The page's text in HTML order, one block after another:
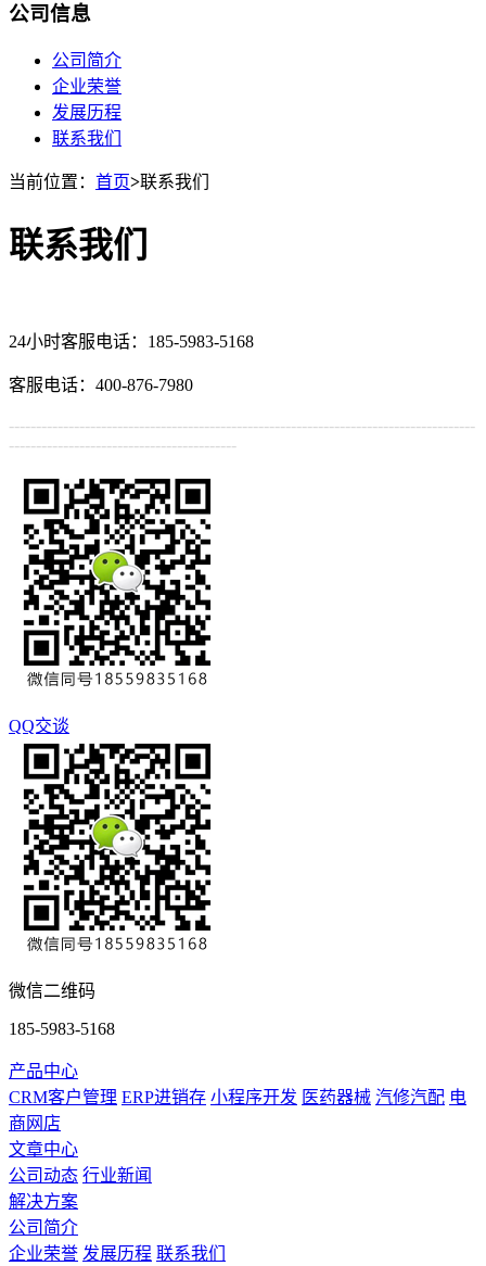
公司信息
公司简介
企业荣誉
发展历程
联系我们
当前位置： 首页>联系我们
联系我们
24小时客服电话： 185-5983-5168
客服电话：400-876-7980
--------------------------------------------------------------------------------------
------------------------------------------
QQ交谈
微信二维码
185-5983-5168
产品中心
CRM客户管理 ERP进销存 小程序开发 医药器械 汽修汽配 电
商网店
文章中心
公司动态 行业新闻
解决方案
公司简介
企业荣誉 发展历程 联系我们